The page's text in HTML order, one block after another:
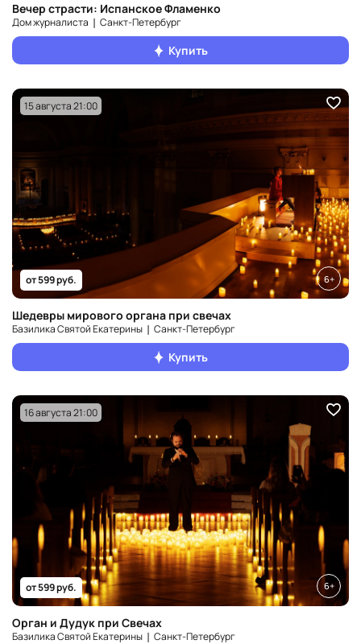
Вечер страсти: Испанское Фламенко
Дом журналиста ❘ Санкт‑Петербург
Купить
15 августа 21:00
от 599 руб. 6+
Шедевры мирового органа при свечах
Базилика Святой Екатерины ❘ Санкт‑Петербург
Купить
16 августа 21:00
от 599 руб. 6+
Орган и Дудук при Свечах
Базилика Святой Екатерины ❘ Санкт‑Петербург